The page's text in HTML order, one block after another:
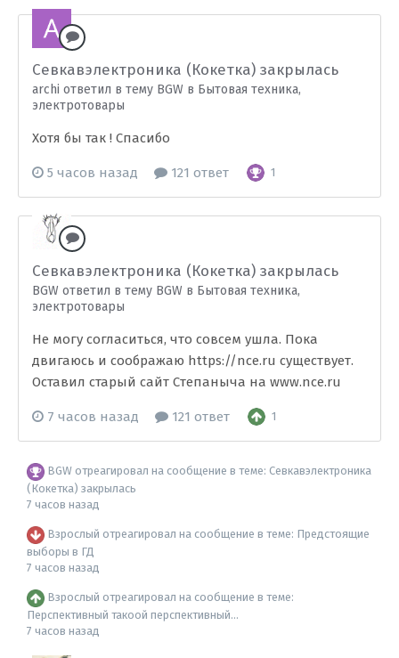
Севкавэлектроника (Кокетка) закрылась
archi ответил в тему BGW в Бытовая техника,
электротовары
Хотя бы так ! Спасибо
5 часов назад 121 ответ 1
Севкавэлектроника (Кокетка) закрылась
BGW ответил в тему BGW в Бытовая техника,
электротовары
Не могу согласиться, что совсем ушла. Пока
двигаюсь и соображаю https://nce.ru существует.
Оставил старый сайт Cтепаныча на www.nce.ru
7 часов назад 121 ответ 1
BGW отреагировал на сообщение в теме: Севкавэлектроника
(Кокетка) закрылась
7 часов назад
Взрослый отреагировал на сообщение в теме: Предстоящие
выборы в ГД
7 часов назад
Взрослый отреагировал на сообщение в теме:
Перспективный такоой перспективный...
7 часов назад